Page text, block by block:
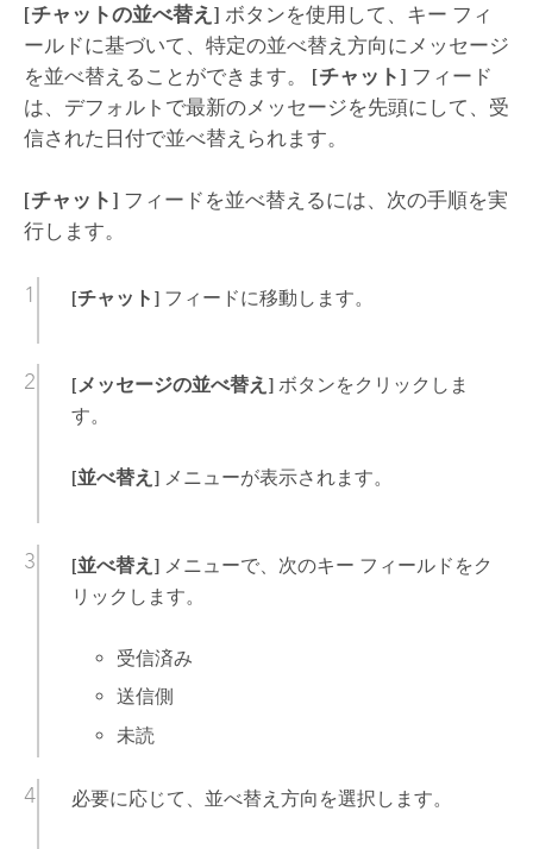
[チャットの並べ替え] ボタンを使用して、キー フィ
ールドに基づいて、特定の並べ替え方向にメッセージ
を並べ替えることができます。 [チャット] フィード
は、デフォルトで最新のメッセージを先頭にして、受
信された日付で並べ替えられます。
[チャット] フィードを並べ替えるには、次の手順を実
行します。
[チャット]フィードに移動します。
[メッセージの並べ替え]ボタンをクリックしま
す。
[並べ替え]メニューが表示されます。
[並べ替え]メニューで、次のキー フィールドをク
リックします。
受信済み
送信側
未読
必要に応じて、並べ替え方向を選択します。